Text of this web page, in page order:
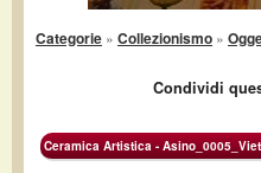
Categorie » Collezionismo »
Condividi
Ceramica Artistica -